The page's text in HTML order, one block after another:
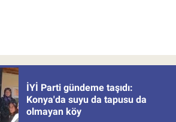
İYİ Parti gündeme taşıdı:
Konya'da suyu da tapusu da
olmayan köy